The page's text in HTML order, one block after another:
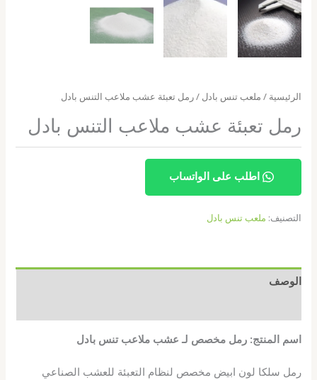
الرئيسية / ملعب تنس بادل / رمل تعبئة عشب ملاعب التنس بادل
رمل تعبئة عشب ملاعب التنس بادل
اطلب على الواتساب
التصنيف: ملعب تنس بادل
الوصف
اسم المنتج: رمل مخصص لـ عشب ملاعب تنس بادل
رمل سلكا لون ابيض مخصص لنظام التعبئة للعشب الصناعي